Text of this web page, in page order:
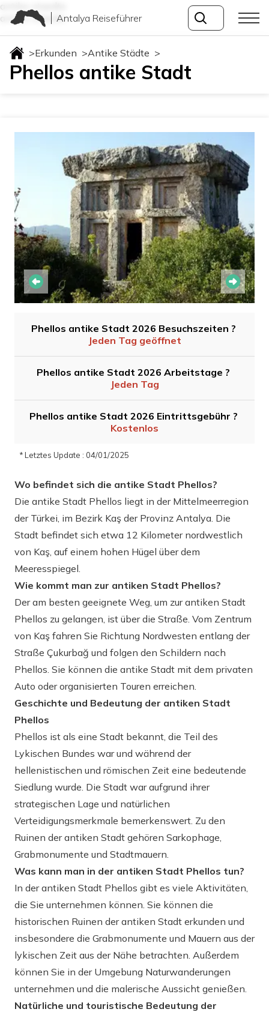
antike-staedte
antike-staedteAntalya Reiseführer
>Erkunden >Antike Städte >
Phellos antike Stadt
Phellos antike Stadt 2026 Besuchszeiten ?
Jeden Tag geöffnet
Phellos antike Stadt 2026 Arbeitstage ?
Jeden Tag
Phellos antike Stadt 2026 Eintrittsgebühr ?
Kostenlos
* Letztes Update : 04/01/2025
Wo befindet sich die antike Stadt Phellos?
Die antike Stadt Phellos liegt in der Mittelmeerregion
der Türkei, im Bezirk Kaş der Provinz Antalya. Die
Stadt befindet sich etwa 12 Kilometer nordwestlich
von Kaş, auf einem hohen Hügel über dem
Meeresspiegel.
Wie kommt man zur antiken Stadt Phellos?
Der am besten geeignete Weg, um zur antiken Stadt
Phellos zu gelangen, ist über die Straße. Vom Zentrum
von Kaş fahren Sie Richtung Nordwesten entlang der
Straße Çukurbağ und folgen den Schildern nach
Phellos. Sie können die antike Stadt mit dem privaten
Auto oder organisierten Touren erreichen.
Geschichte und Bedeutung der antiken Stadt
Phellos
Phellos ist als eine Stadt bekannt, die Teil des
Lykischen Bundes war und während der
hellenistischen und römischen Zeit eine bedeutende
Siedlung wurde. Die Stadt war aufgrund ihrer
strategischen Lage und natürlichen
Verteidigungsmerkmale bemerkenswert. Zu den
Ruinen der antiken Stadt gehören Sarkophage,
Grabmonumente und Stadtmauern.
Was kann man in der antiken Stadt Phellos tun?
In der antiken Stadt Phellos gibt es viele Aktivitäten,
die Sie unternehmen können. Sie können die
historischen Ruinen der antiken Stadt erkunden und
insbesondere die Grabmonumente und Mauern aus der
lykischen Zeit aus der Nähe betrachten. Außerdem
können Sie in der Umgebung Naturwanderungen
unternehmen und die malerische Aussicht genießen.
Natürliche und touristische Bedeutung der